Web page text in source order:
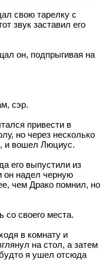
свою тарелку с
звук заставил его
он, подпрыгивая на
сэр.
привести в
но через несколько
и вошел Люциус.
его выпустили из
надел черную
чем Драко помнил, но
своего места.
в комнату и
на стол, а затем
я ушел отсюда